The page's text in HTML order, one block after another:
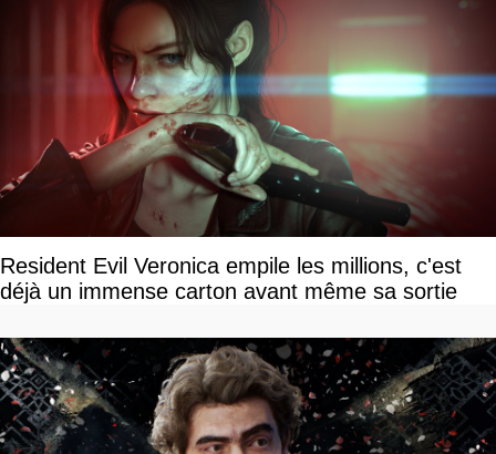
Resident Evil Veronica empile les millions, c'est
déjà un immense carton avant même sa sortie